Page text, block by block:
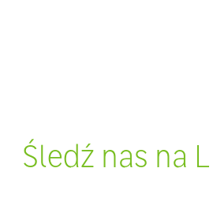
Śledź nas na